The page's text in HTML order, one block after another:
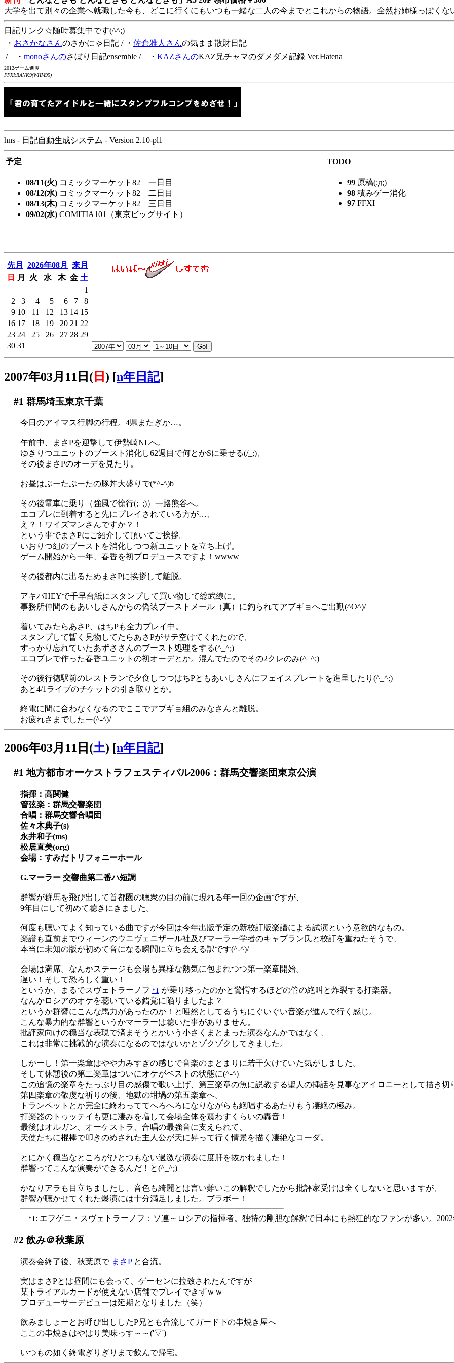
大学を出て別々の企業へ就職した今も、どこに行くにもいつも一緒な二人の今までとこれからの物語。全然お姉様っぽくな
日記リンク☆随時募集中です(^^;)
・ おさかなさんのさかにゃ日記 / ・ 佐倉雅人さんの気まま散財日記
/ ・ monoさんのさぼり日記ensemble / ・ KAZさんのKAZ兄チャマのダメダメ記録 Ver.Hatena
2012ゲーム進度
FFXI:RANK9(WHM95)
hns - 日記自動生成システム - Version 2.10-pl1
予定 TODO
08/11(火) コミックマーケット82 一日目
08/12(水) コミックマーケット82 二日目
08/13(木) コミックマーケット82 三日目
09/02(水) COMITIA101（東京ビッグサイト）
99 原稿(;д;)
98 積みゲー消化
97 FFXI
先月 2026年08月
来月
日
月 火 水 木 金 土
1
2
3 4 5 6 7
8
9 10 11 12 13 14 15
16 17 18 19 20 21 22
23 24 25 26 27 28 29
30 31
2007年03月11日( 日 ) [n年日記]
#1 群馬埼玉東京千葉
今日のアイマス行脚の行程。4県またぎか…。
午前中、まさPを迎撃して伊勢崎NLへ。
ゆきりつユニットのブースト消化し62週目で何とかSに乗せる(/_;)、
その後まさPのオーデを見たり。
お昼はぶーたぶーたの豚丼大盛りで(*^-^)b
その後電車に乗り（強風で徐行(;_;)）一路熊谷へ。
エコプレに到着すると先にプレイされている方が…、
え？！ワイズマンさんですか？！
という事でまさPにご紹介して頂いてご挨拶。
いおりつ組のブーストを消化しつつ新ユニットを立ち上げ。
ゲーム開始から一年、春香を初プロデュースですよ！wwww
その後都内に出るためまさPに挨拶して離脱。
アキバHEYで千早台紙にスタンプして買い物して総武線に。
事務所仲間のもあいしさんからの偽装ブーストメール（真）に釣られてアブギョへご出勤(^O^)/
着いてみたらあさP、はちPも全力プレイ中。
スタンプして暫く見物してたらあさPがサテ空けてくれたので、
すっかり忘れていたあずささんのブースト処理をする(^_^;)
エコプレで作った春香ユニットの初オーデとか。混んでたのでその2クレのみ(^_^;)
その後行徳駅前のレストランで夕食しつつはちPともあいしさんにフェイスプレートを進呈したり(^_^;)
あと4/1ライブのチケットの引き取りとか。
終電に間に合わなくなるのでここでアブギョ組のみなさんと離脱。
お疲れさまでしたー(^-^)/
2006年03月11日(土) [n年日記]
#1 地方都市オーケストラフェスティバル2006：群馬交響楽団東京公演
指揮：高関健
管弦楽：群馬交響楽団
合唱：群馬交響合唱団
佐々木典子(s)
永井和子(ms)
松居直美(org)
会場：すみだトリフォニーホール
G.マーラー 交響曲第二番ハ短調
群響が群馬を飛び出して首都圏の聴衆の目の前に現れる年一回の企画ですが、
9年目にして初めて聴きにきました。
何度も聴いてよく知っている曲ですが今回は今年出版予定の新校訂版楽譜による試演という意欲的なもの。
楽譜も直前までウィーンのウニヴェニザール社及びマーラー学者のキャプラン氏と校訂を重ねたそうで、
本当に未知の版が初めて音になる瞬間に立ち会える訳です(^-^)/
会場は満席。なんかステージも会場も異様な熱気に包まれつつ第一楽章開始。
遅い！そして恐ろしく重い！
というか、まるでスヴェトラーノフ *1 が乗り移ったのかと驚愕するほどの管の絶叫と炸裂する打楽器。
なんかロシアのオケを聴いている錯覚に陥りましたよ？
というか群響にこんな馬力があったのか！と唖然としてるうちにぐいぐい音楽が進んで行く感じ。
こんな暴力的な群響というかマーラーは聴いた事がありません。
批評家向けの穏当な表現で済まそうとかいう小さくまとまった演奏なんかではなく、
これは非常に挑戦的な演奏になるのではないかとゾクゾクしてきました。
しかーし！第一楽章はやや力みすぎの感じで音楽のまとまりに若干欠けていた気がしました。
そして休憩後の第二楽章はついにオケがベストの状態に(^-^)
この追憶の楽章をたっぷり目の感傷で歌い上げ、第三楽章の魚に説教する聖人の挿話を見事なアイロニーとして描き切
第四楽章の敬虔な祈りの後、地獄の坩堝の第五楽章へ。
トランペットとか完全に終わっててへろへろになりながらも絶唱するあたりもう凄絶の極み。
打楽器のトゥッテイも更に凄みを増して会場全体を震わすくらいの轟音！
最後はオルガン、オーケストラ、合唱の最強音に支えられて、
天使たちに棍棒で叩きのめされた主人公が天に昇って行く情景を描く凄絶なコーダ。
とにかく穏当なところがひとつもない過激な演奏に度肝を抜かれました！
群響ってこんな演奏ができるんだ！と(^_^;)
かなりアラも目立ちましたし、音色も綺麗とは言い難いこの解釈でしたから批評家受けは全くしないと思いますが、
群響が聴かせてくれた爆演には十分満足しました。ブラボー！
*1: エフゲニ・スヴェトラーノフ：ソ連～ロシアの指揮者。独特の剛胆な解釈で日本にも熱狂的なファンが多い。
#2 飲み＠秋葉原
演奏会終了後、秋葉原で まさPと合流。
実はまさPとは昼間にも会って、ゲーセンに拉致されたんですが
某トライアルカードが使えない店舗でプレイできずｗｗ
プロデューサーデビューは延期となりました（笑）
飲みましょーとお呼び出ししたP兄とも合流してガード下の串焼き屋へ
ここの串焼きはやはり美味っす～～('▽')
いつもの如く終電ぎりぎりまで飲んで帰宅。